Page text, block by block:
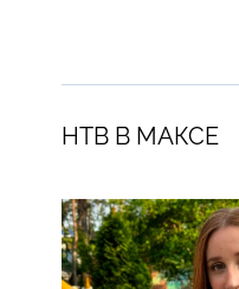
НТВ В МАКСЕ